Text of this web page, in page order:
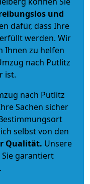
und
dafür, dass Ihre
werden. Wir
Ihnen zu helfen
nach Putlitz
ist.
nach Putlitz
Sachen sicher
selbst von den
Qualität. Unsere
garantiert